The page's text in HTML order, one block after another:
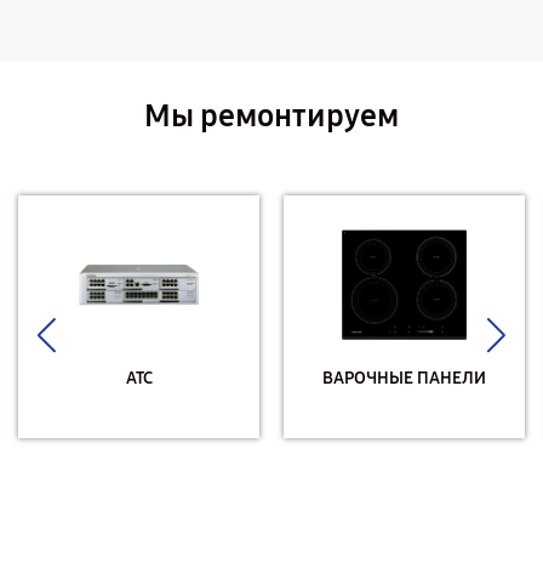
Мы ремонтируем
АТС ВАРОЧНЫЕ ПАНЕЛИ